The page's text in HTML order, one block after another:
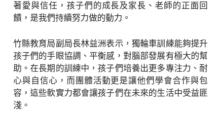
著愛與信任，孩子們的成長及家長、老師的正面回
饋，是我們持續努力做的動力。
竹縣教育局副局長林益洲表示，獨輪車訓練能夠提升
孩子們的手眼協調、平衡感，對腦部發展有極大的幫
助。在長期的訓練中，孩子們培養出更多專注力、耐
心與自信心，而團體活動更是讓他們學會合作與包
容，這些軟實力都會讓孩子們在未來的生活中受益匪
淺。